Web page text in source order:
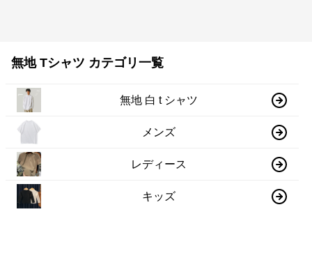
無地 Tシャツ カテゴリ一覧
無地 白 t シャツ
メンズ
レディース
キッズ